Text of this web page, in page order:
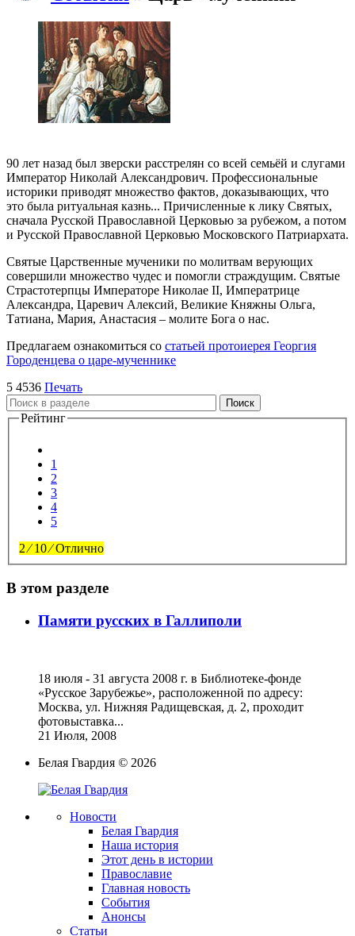
90 лет назад был зверски расстрелян со всей семьёй и слугами
Император Николай Александрович. Профессиональные
историки приводят множество фактов, доказывающих, что
это была ритуальная казнь... Причисленные к лику Святых,
сначала Русской Православной Церковью за рубежом, а потом
и Русской Православной Церковью Московского Патриархата.
Святые Царственные мученики по молитвам верующих
совершили множество чудес и помогли страждущим. Святые
Страстотерпцы Императоре Николае II, Императрице
Александра, Царевич Алексий, Великие Княжны Ольга,
Татиана, Мария, Анастасия – молите Бога о нас.
Предлагаем ознакомиться со статьей протоиерея Георгия
Городенцева о царе-мученнике
5 4536 Печать
Поиск
Рейтинг
1
2
3
4
5
2⁄10⁄Отлично
В этом разделе
Памяти русских в Галлиполи
18 июля - 31 августа 2008 г. в Библиотеке-фонде
«Русское Зарубежье», расположенной по адресу:
Москва, ул. Нижняя Радищевская, д. 2, проходит
фотовыставка...
21 Июля, 2008
Белая Гвардия © 2026
Новости
Белая Гвардия
Наша история
Этот день в истории
Православие
Главная новость
События
Анонсы
Статьи